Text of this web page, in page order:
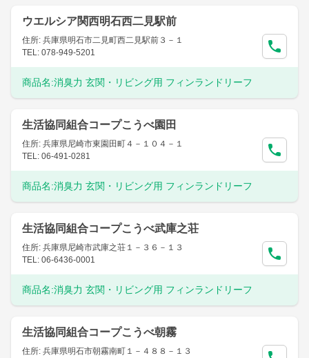
ウエルシア関西明石西二見駅前
住所: 兵庫県明石市二見町西二見駅前３－１
TEL: 078-949-5201
商品名:消臭力 玄関・リビング用 フィンランドリーフ
生活協同組合コープこうべ園田
住所: 兵庫県尼崎市東園田町４－１０４－１
TEL: 06-491-0281
商品名:消臭力 玄関・リビング用 フィンランドリーフ
生活協同組合コープこうべ武庫之荘
住所: 兵庫県尼崎市武庫之荘１－３６－１３
TEL: 06-6436-0001
商品名:消臭力 玄関・リビング用 フィンランドリーフ
生活協同組合コープこうべ朝霧
住所: 兵庫県明石市朝霧南町１－４８８－１３